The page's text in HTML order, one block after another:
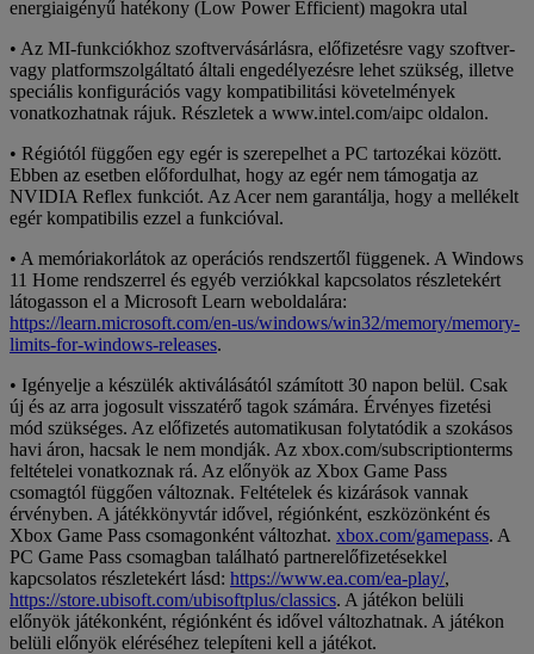
energiaigényű hatékony (Low Power Efficient) magokra utal
• Az MI-funkciókhoz szoftvervásárlásra, előfizetésre vagy szoftver-
vagy platformszolgáltató általi engedélyezésre lehet szükség, illetve
speciális konfigurációs vagy kompatibilitási követelmények
vonatkozhatnak rájuk. Részletek a www.intel.com/aipc oldalon.
• Régiótól függően egy egér is szerepelhet a PC tartozékai között.
Ebben az esetben előfordulhat, hogy az egér nem támogatja az
NVIDIA Reflex funkciót. Az Acer nem garantálja, hogy a mellékelt
egér kompatibilis ezzel a funkcióval.
• A memóriakorlátok az operációs rendszertől függenek. A Windows
11 Home rendszerrel és egyéb verziókkal kapcsolatos részletekért
látogasson el a Microsoft Learn weboldalára:
https://learn.microsoft.com/en-us/windows/win32/memory/memory-
limits-for-windows-releases.
• Igényelje a készülék aktiválásától számított 30 napon belül. Csak
új és az arra jogosult visszatérő tagok számára. Érvényes fizetési
mód szükséges. Az előfizetés automatikusan folytatódik a szokásos
havi áron, hacsak le nem mondják. Az xbox.com/subscriptionterms
feltételei vonatkoznak rá. Az előnyök az Xbox Game Pass
csomagtól függően változnak. Feltételek és kizárások vannak
érvényben. A játékkönyvtár idővel, régiónként, eszközönként és
Xbox Game Pass csomagonként változhat. xbox.com/gamepass. A
PC Game Pass csomagban található partnerelőfizetésekkel
kapcsolatos részletekért lásd: https://www.ea.com/ea-play/,
https://store.ubisoft.com/ubisoftplus/classics. A játékon belüli
előnyök játékonként, régiónként és idővel változhatnak. A játékon
belüli előnyök eléréséhez telepíteni kell a játékot.